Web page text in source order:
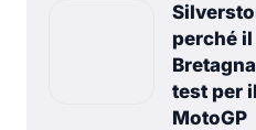
perché il
test per
MotoGP